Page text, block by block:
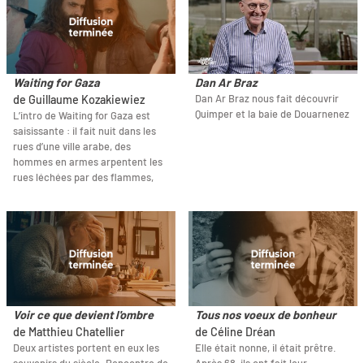
Waiting for Gaza
de Guillaume Kozakiewiez
L’intro de Waiting for Gaza est
saisissante : il fait nuit dans les
rues d’une ville arabe, des
hommes en armes arpentent les
rues léchées par des flammes,
Dan Ar Braz
Dan Ar Braz nous fait découvrir
Quimper et la baie de Douarnenez
Voir ce que devient l'ombre
de Matthieu Chatellier
Deux artistes portent en eux les
Tous nos voeux de bonheur
de Céline Dréan
Elle était nonne, il était prêtre.